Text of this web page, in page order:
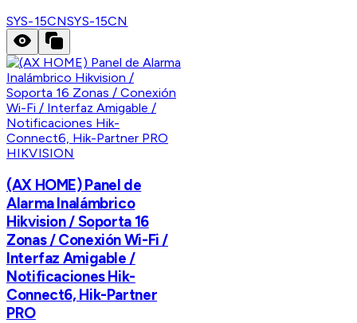
SYS-15CNSYS-15CN
HIKVISION
(AX HOME) Panel de
Alarma Inalámbrico
Hikvision / Soporta 16
Zonas / Conexión Wi-Fi /
Interfaz Amigable /
Notificaciones Hik-
Connect6, Hik-Partner
PRO